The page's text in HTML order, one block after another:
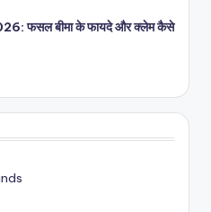
फसल बीमा के फायदे और क्लेम कैसे